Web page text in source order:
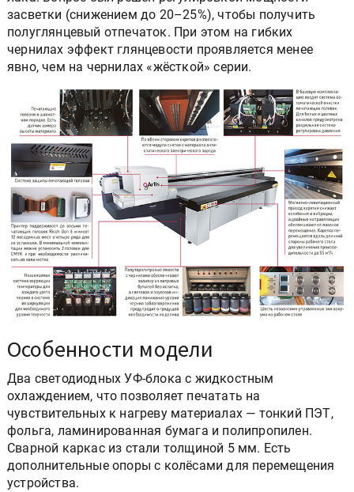
засветки (снижением до 20–25%), чтобы получить
полуглянцевый отпечаток. При этом на гибких
чернилах эффект глянцевости проявляется менее
явно, чем на чернилах «жёсткой» серии.
Особенности модели
Два светодиодных УФ-блока с жидкостным
охлаждением, что позволяет печатать на
чувствительных к нагреву материалах — тонкий ПЭТ,
фольга, ламинированная бумага и полипропилен.
Сварной каркас из стали толщиной 5 мм. Есть
дополнительные опоры с колёсами для перемещения
устройства.